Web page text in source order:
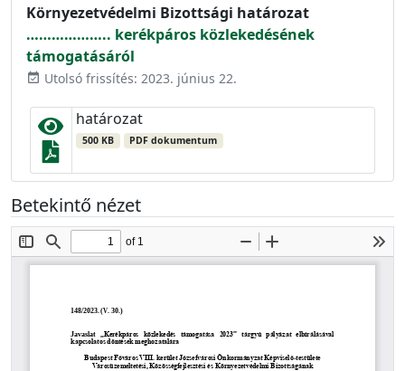
Környezetvédelmi Bizottsági határozat
……………….. kerékpáros közlekedésének
támogatásáról
event_available Utolsó frissítés: 2023. június 22.
határozat
500 KB PDF dokumentum
Betekintő nézet